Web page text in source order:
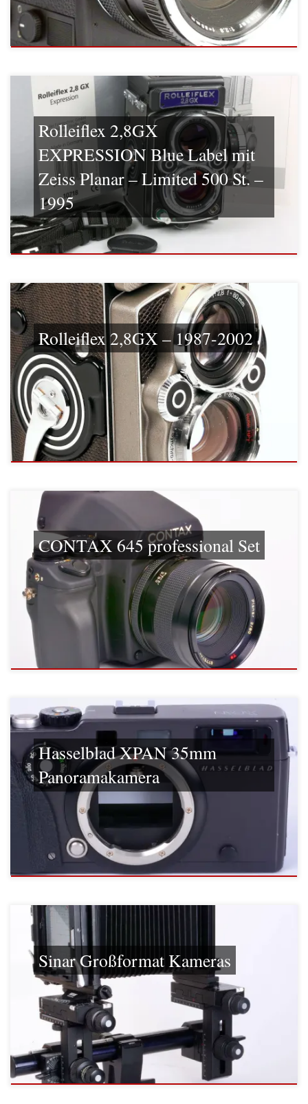
Rolleiflex 2,8GX
EXPRESSION Blue Label mit
Zeiss Planar – Limited 500 St. –
1995
Rolleiflex 2,8GX – 1987-2002
CONTAX 645 professional Set
Hasselblad XPAN 35mm
Panoramakamera
Sinar Großformat Kameras